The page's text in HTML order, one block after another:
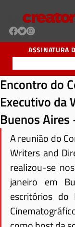
ASSINATURA
Encontro do
Executivo da
Buenos Aires
A reunião do
Writers and
realizou-se
janeiro em
escritórios do